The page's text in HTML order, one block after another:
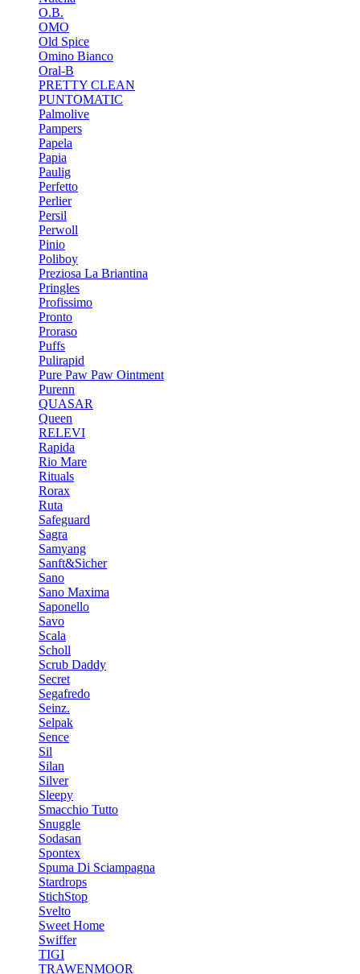
O.B.
OMO
Old Spice
Omino Bianco
Oral-B
PRETTY CLEAN
PUNTOMATIC
Palmolive
Pampers
Papela
Papia
Paulig
Perfetto
Perlier
Persil
Perwoll
Pinio
Poliboy
Preziosa La Briantina
Pringles
Profissimo
Pronto
Proraso
Puffs
Pulirapid
Pure Paw Paw Ointment
Purenn
QUASAR
Queen
RELEVI
Rapida
Rio Mare
Rituals
Rorax
Ruta
Safeguard
Sagra
Samyang
Sanft&Sicher
Sano
Sano Maxima
Saponello
Savo
Scala
Scholl
Scrub Daddy
Secret
Segafredo
Seinz.
Selpak
Sence
Sil
Silan
Silver
Sleepy
Smacchio Tutto
Snuggle
Sodasan
Spontex
Spuma Di Sciampagna
Stardrops
StichStop
Svelto
Sweet Home
Swiffer
TIGI
TRAWENMOOR